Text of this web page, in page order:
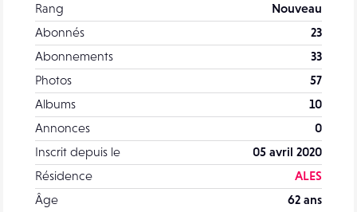
Rang
Nouveau
Abonnés
23
Abonnements
33
Photos
57
Albums
10
Annonces
0
Inscrit depuis le
05 avril 2020
Résidence
ALES
Âge
62 ans